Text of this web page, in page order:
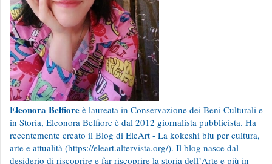
Eleonora Belfiore è laureata in Conservazione dei Beni Culturali e
in Storia, Eleonora Belfiore è dal 2012 giornalista pubblicista. Ha
recentemente creato il Blog di EleArt - La kokeshi blu per cultura,
arte e attualità (https://eleart.altervista.org/). Il blog nasce dal
desiderio di riscoprire e far riscoprire la storia dellʼArte e più in